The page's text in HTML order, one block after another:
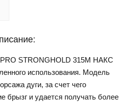
STRONGHOLD 315M НАКС
использования. Модель
дуги, за счет чего
брызг и удается получать более